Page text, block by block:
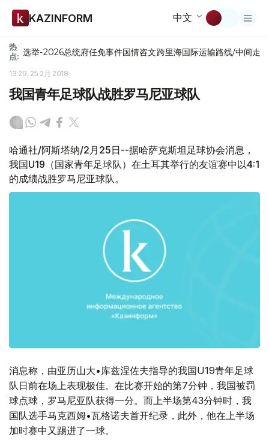
KAZINFORM 中文
热
点: 选举-2026总统府任免事件国情咨文跨里海国际运输路线/中间走廊
13:29, 25 2月 2018
我国青年足球队战胜罗马尼亚球队
哈通社/阿斯塔纳/2月25日--据哈萨克斯坦足球协会消息，
我国U19（国家青年足球队）在土耳其举行的友谊赛中以4:1
的成绩战胜罗马尼亚球队。
消息称，由亚历山大•库兹涅佐夫指导的我国U19青年足球
队日前在场上表现极佳。在比赛开始的第7分钟，我国被罚
球点球，罗马尼亚队获得一分。而上半场第43分钟时，我
国队选手马克西姆•瓦格诺夫首开纪录，此外，他在上半场
加时赛中又踢进了一球。